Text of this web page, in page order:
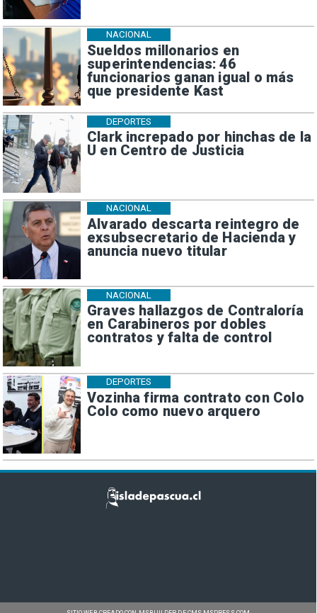
Sueldos millonarios en
superintendencias: 46
funcionarios ganan igual o más
que presidente Kast
NACIONAL
Clark increpado por hinchas de la
U en Centro de Justicia
DEPORTES
Alvarado descarta reintegro de
exsubsecretario de Hacienda y
anuncia nuevo titular
NACIONAL
Graves hallazgos de Contraloría
en Carabineros por dobles
contratos y falta de control
NACIONAL
Vozinha firma contrato con Colo
Colo como nuevo arquero
DEPORTES